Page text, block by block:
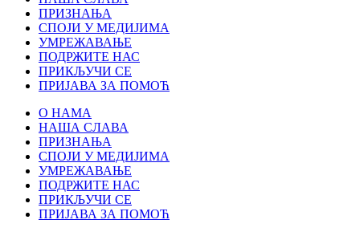
ПРИЗНАЊА
СПОЈИ У МЕДИЈИМА
УМРЕЖАВАЊЕ
ПОДРЖИТЕ НАС
ПРИКЉУЧИ СЕ
ПРИЈАВА ЗА ПОМОЋ
О НАМА
НАША СЛАВА
ПРИЗНАЊА
СПОЈИ У МЕДИЈИМА
УМРЕЖАВАЊЕ
ПОДРЖИТЕ НАС
ПРИКЉУЧИ СЕ
ПРИЈАВА ЗА ПОМОЋ